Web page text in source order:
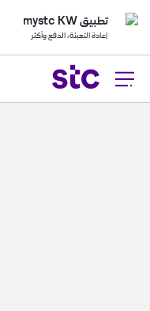
تطبيق mystc KW
إعادة التعبئة، الدفع وأكثر